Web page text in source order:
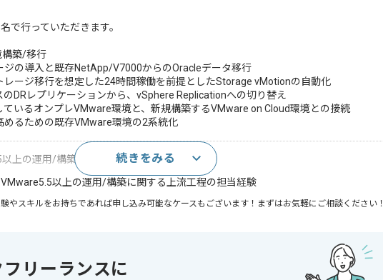
で行っていただきます。
構築/移行
ジの導入と既存NetApp/V7000からのOracleデータ移行
レージ移行を想定した24時間稼働を前提としたStorage vMotionの自動化
のDRレプリケーションから、vSphere Replicationへの切り替え
ているオンプレVMware環境と、新規構築するVMware on Cloud環境との接続
めるための既存VMware環境の2系統化
上の運用/構築経験
VMware5.5以上の運用/構築に関する上流工程の担当経験
やスキルをお持ちであれば申し込み可能なケースもございます！まずはお気軽にご相談ください！
続きをみる
リーランスに